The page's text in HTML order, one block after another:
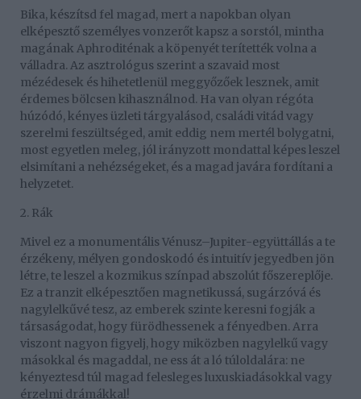
Bika, készítsd fel magad, mert a napokban olyan
elképesztő személyes vonzerőt kapsz a sorstól, mintha
magának Aphroditénak a köpenyét terítették volna a
válladra. Az asztrológus szerint a szavaid most
mézédesek és hihetetlenül meggyőzőek lesznek, amit
érdemes bölcsen kihasználnod. Ha van olyan régóta
húzódó, kényes üzleti tárgyalásod, családi vitád vagy
szerelmi feszültséged, amit eddig nem mertél bolygatni,
most egyetlen meleg, jól irányzott mondattal képes leszel
elsimítani a nehézségeket, és a magad javára fordítani a
helyzetet.
2. Rák
Mivel ez a monumentális Vénusz–Jupiter-együttállás a te
érzékeny, mélyen gondoskodó és intuitív jegyedben jön
létre, te leszel a kozmikus színpad abszolút főszereplője.
Ez a tranzit elképesztően magnetikussá, sugárzóvá és
nagylelkűvé tesz, az emberek szinte keresni fogják a
társaságodat, hogy fürödhessenek a fényedben. Arra
viszont nagyon figyelj, hogy miközben nagylelkű vagy
másokkal és magaddal, ne ess át a ló túloldalára: ne
kényeztesd túl magad felesleges luxuskiadásokkal vagy
érzelmi drámákkal!